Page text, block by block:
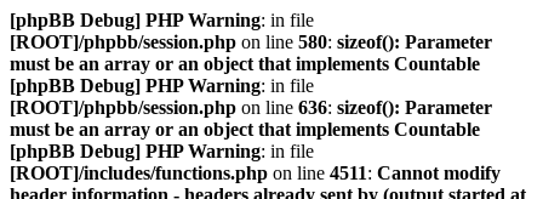
[phpBB Debug] PHP Warning: in file
[ROOT]/phpbb/session.php on line 580: sizeof(): Parameter
must be an array or an object that implements Countable
[phpBB Debug] PHP Warning: in file
[ROOT]/phpbb/session.php on line 636: sizeof(): Parameter
must be an array or an object that implements Countable
[phpBB Debug] PHP Warning: in file
[ROOT]/includes/functions.php on line 4511: Cannot modify
header information - headers already sent by (output started at